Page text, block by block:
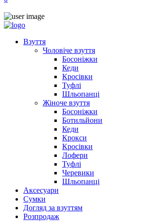
Взуття
Чоловіче взуття
Босоніжки
Кеди
Кросівки
Туфлі
Шльопанці
Жіноче взуття
Босоніжки
Ботильйони
Кеди
Крокси
Кросівки
Лофери
Туфлі
Черевики
Шльопанці
Аксесуари
Сумки
Догляд за взуттям
Розпродаж